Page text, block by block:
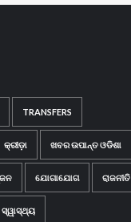
TRANSFERS
କ୍ରୀଡ଼ା ଖବର ଉପାନ୍ତ ଓଡିଶା
ଯୋଗାଯୋଗ ରାଜନୀତି
ସ୍ୱାସ୍ଥ୍ୟ